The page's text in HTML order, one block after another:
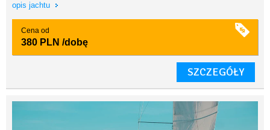
opis jachtu
Cena od
380 PLN /dobę
SZCZEGÓŁY